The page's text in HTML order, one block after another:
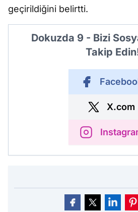
geçirildiğini belirtti.
Dokuzda 9 - Bizi
Takip
X.com